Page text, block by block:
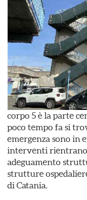
corpo 5 è la parte
poco tempo fa si
emergenza sono in
interventi rientrano
adeguamento
strutture
di Catania.